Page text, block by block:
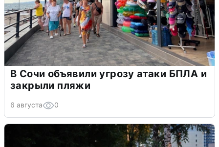
В Сочи объявили угрозу атаки БПЛА и
закрыли пляжи
6 августа 0